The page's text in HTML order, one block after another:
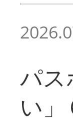
パ
い